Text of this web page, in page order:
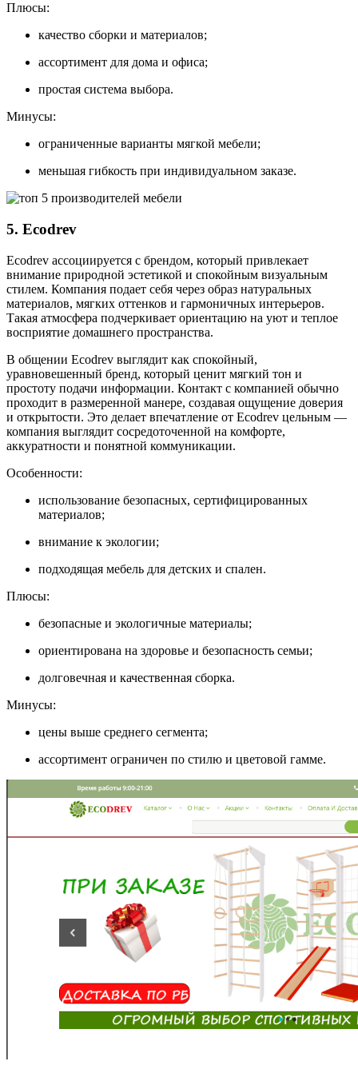
Плюсы:
качество сборки и материалов;
ассортимент для дома и офиса;
простая система выбора.
Минусы:
ограниченные варианты мягкой мебели;
меньшая гибкость при индивидуальном заказе.
5. Ecodrev
Ecodrev ассоциируется с брендом, который привлекает
внимание природной эстетикой и спокойным визуальным
стилем. Компания подает себя через образ натуральных
материалов, мягких оттенков и гармоничных интерьеров.
Такая атмосфера подчеркивает ориентацию на уют и теплое
восприятие домашнего пространства.
В общении Ecodrev выглядит как спокойный,
уравновешенный бренд, который ценит мягкий тон и
простоту подачи информации. Контакт с компанией обычно
проходит в размеренной манере, создавая ощущение доверия
и открытости. Это делает впечатление от Ecodrev цельным —
компания выглядит сосредоточенной на комфорте,
аккуратности и понятной коммуникации.
Особенности:
использование безопасных, сертифицированных
материалов;
внимание к экологии;
подходящая мебель для детских и спален.
Плюсы:
безопасные и экологичные материалы;
ориентирована на здоровье и безопасность семьи;
долговечная и качественная сборка.
Минусы:
цены выше среднего сегмента;
ассортимент ограничен по стилю и цветовой гамме.